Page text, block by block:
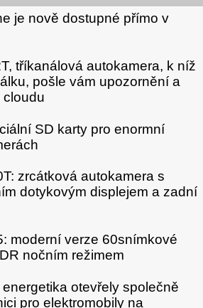
je nově dostupné přímo v
tříkanálová autokamera, k níž
pošle vám upozornění a
cloudu
SD karty pro enormní
zrcátková autokamera s
dotykovým displejem a zadní
moderní verze 60snímkové
nočním režimem
otevřely společně
pro elektromobily na